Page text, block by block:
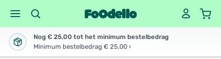
Nog € 25,00 tot het minimum bestelbedrag
Minimum bestelbedrag € 25,00 ›